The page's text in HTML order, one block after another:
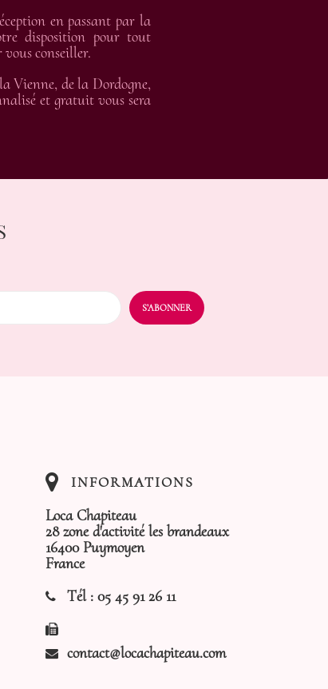
en passant par la
disposition pour tout
conseiller.
Vienne, de la Dordogne,
et gratuit vous sera
INFORMATIONS
Loca Chapiteau
28 zone d'activité les brandeaux
16400 Puymoyen
France
Tél : 05 45 91 26 11
contact@locachapiteau.com